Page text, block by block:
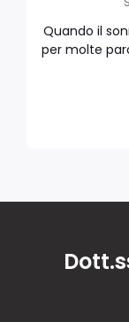
Quando il
per molte